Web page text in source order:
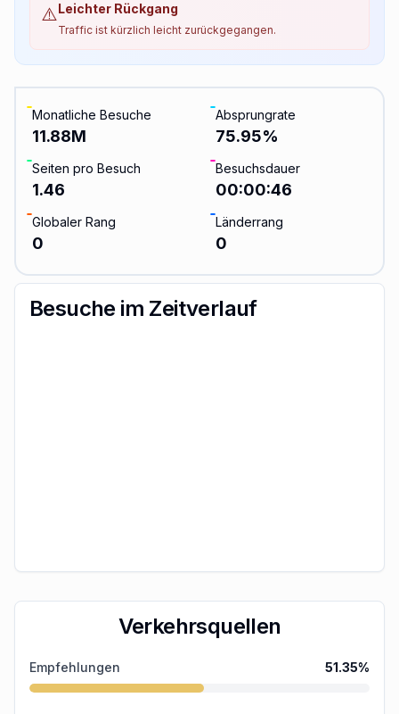
⚠️Leichter Rückgang
Traffic ist kürzlich leicht zurückgegangen.
Monatliche Besuche
11.88M
Absprungrate
75.95%
Seiten pro Besuch
1.46
Besuchsdauer
00:00:46
Globaler Rang
0
Länderrang
0
Besuche im Zeitverlauf
Verkehrsquellen
Empfehlungen 51.35%